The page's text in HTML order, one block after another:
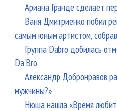
Ариана Гранде сделает
Ваня Дмитриенко побил
самым юным артистом,
Группа Dabro добилась
Da'Bro
Александр Добронравов
мужчины?»
Нюша нашла «Время